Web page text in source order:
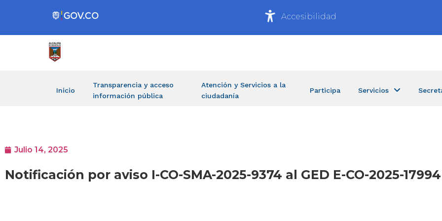
Accesibilidad
Inicio
Transparencia y acceso
información pública
Atención y Servicios a la
ciudadanía
Participa Servicios
Julio 14, 2025
Notificación por aviso I-CO-SMA-2025-9374 al GED E-CO-2025-